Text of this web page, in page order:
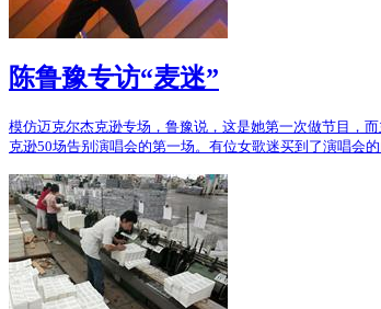
陈鲁豫专访“麦迷”
模仿迈克尔杰克逊专场，鲁豫说，这是她第一次做节目，
克逊50场告别演唱会的第一场。有位女歌迷买到了演唱会